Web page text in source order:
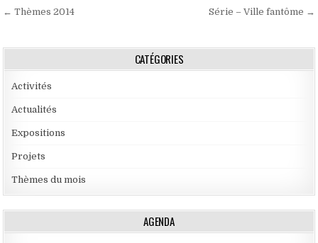
Navigation de l’article Série – Ville fantôme →
← Thèmes 2014
CATÉGORIES
Activités
Actualités
Expositions
Projets
Thèmes du mois
AGENDA